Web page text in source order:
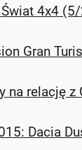
4x4
Gran
na relację z
Dacia